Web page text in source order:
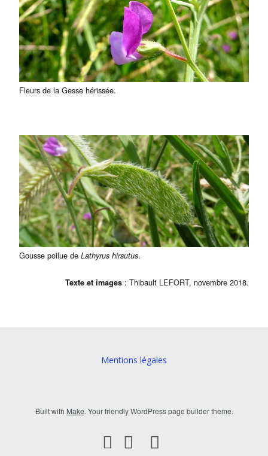
Fleurs de la Gesse hérissée.
Gousse poilue de Lathyrus hirsutus.
Texte et images : Thibault LEFORT, novembre 2018.
Mentions légales
Built with Make. Your friendly WordPress page builder theme.